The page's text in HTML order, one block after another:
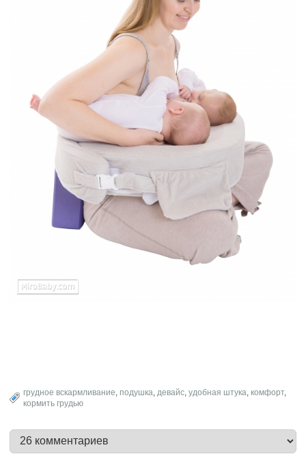
грудное вскармливание подушка девайс удобная штука комфорт,
кормить грудью